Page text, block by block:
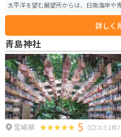
太平洋を望む展望所からは、日南海岸や
ることができ、晴れた日には水平線に沈
場合、道の駅には広い駐車場が整備され
また、日南海岸沿いはツーリングルート
ても最適です。 地元の特産品を販売する物産館では、マンゴーや日向夏など
の柑橘類、新鮮な海の幸などが購入でき
鶏など、地元の食材を使った料理を楽し
詳しく
青島神社
宮崎県 5 （口コミ1件）